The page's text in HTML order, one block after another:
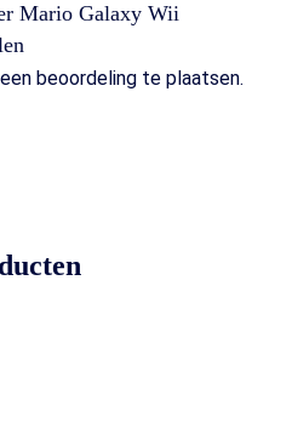
Mario Galaxy Wii
beoordeling te plaatsen.